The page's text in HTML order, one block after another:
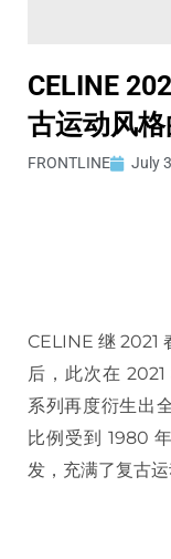
CELINE
古运动风格
FRONTLINE July
CELINE 继 2021
后，此次在
系列再度衍生出
比例受到 1980
发，充满了复古运